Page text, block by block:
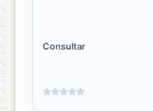
Consultar